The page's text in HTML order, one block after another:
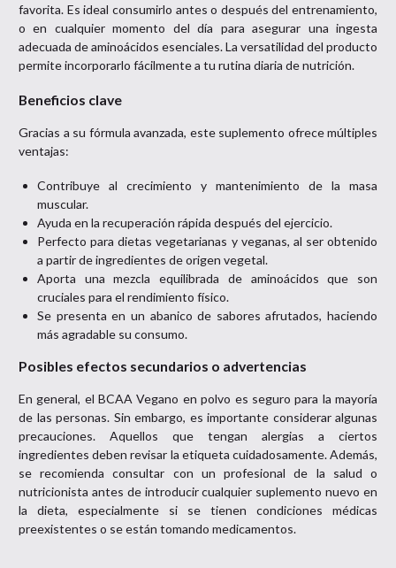
favorita. Es ideal consumirlo antes o después del entrenamiento,
o en cualquier momento del día para asegurar una ingesta
adecuada de aminoácidos esenciales. La versatilidad del producto
permite incorporarlo fácilmente a tu rutina diaria de nutrición.
Beneficios clave
Gracias a su fórmula avanzada, este suplemento ofrece múltiples
ventajas:
Contribuye al crecimiento y mantenimiento de la masa
muscular.
Ayuda en la recuperación rápida después del ejercicio.
Perfecto para dietas vegetarianas y veganas, al ser obtenido
a partir de ingredientes de origen vegetal.
Aporta una mezcla equilibrada de aminoácidos que son
cruciales para el rendimiento físico.
Se presenta en un abanico de sabores afrutados, haciendo
más agradable su consumo.
Posibles efectos secundarios o advertencias
En general, el BCAA Vegano en polvo es seguro para la mayoría
de las personas. Sin embargo, es importante considerar algunas
precauciones. Aquellos que tengan alergias a ciertos
ingredientes deben revisar la etiqueta cuidadosamente. Además,
se recomienda consultar con un profesional de la salud o
nutricionista antes de introducir cualquier suplemento nuevo en
la dieta, especialmente si se tienen condiciones médicas
preexistentes o se están tomando medicamentos.